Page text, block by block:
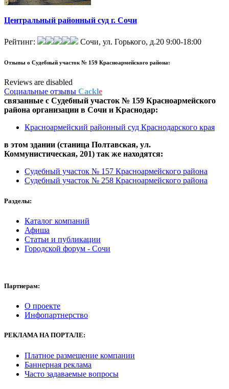
Центральный районный суд г. Сочи
Рейтинг: Сочи, ул. Горького, д.20 9:00-18:00
Отзывы о Судебный участок № 159 Красноармейского района:
Reviews are disabled
Социальные отзывы Cackle
связанные с Судебный участок № 159 Красноармейского
района организации в Сочи и Краснодар:
Красноармейский районный суд Краснодарского края
в этом здании (станица Полтавская, ул.
Коммунистическая, 201) так же находятся:
Судебный участок № 157 Красноармейского района
Судебный участок № 258 Красноармейского района
Разделы:
Каталог компаний
Афиша
Статьи и публикации
Городской форум - Сочи
Партнерам:
О проекте
Инфопартнерство
РЕКЛАМА НА ПОРТАЛЕ:
Платное размещение компании
Баннерная реклама
Часто задаваемые вопросы